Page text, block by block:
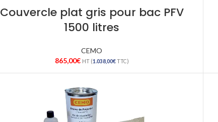
Couvercle plat gris pour bac PFV
1500 litres
CEMO
865,00€ HT (1.038,00€TTC)